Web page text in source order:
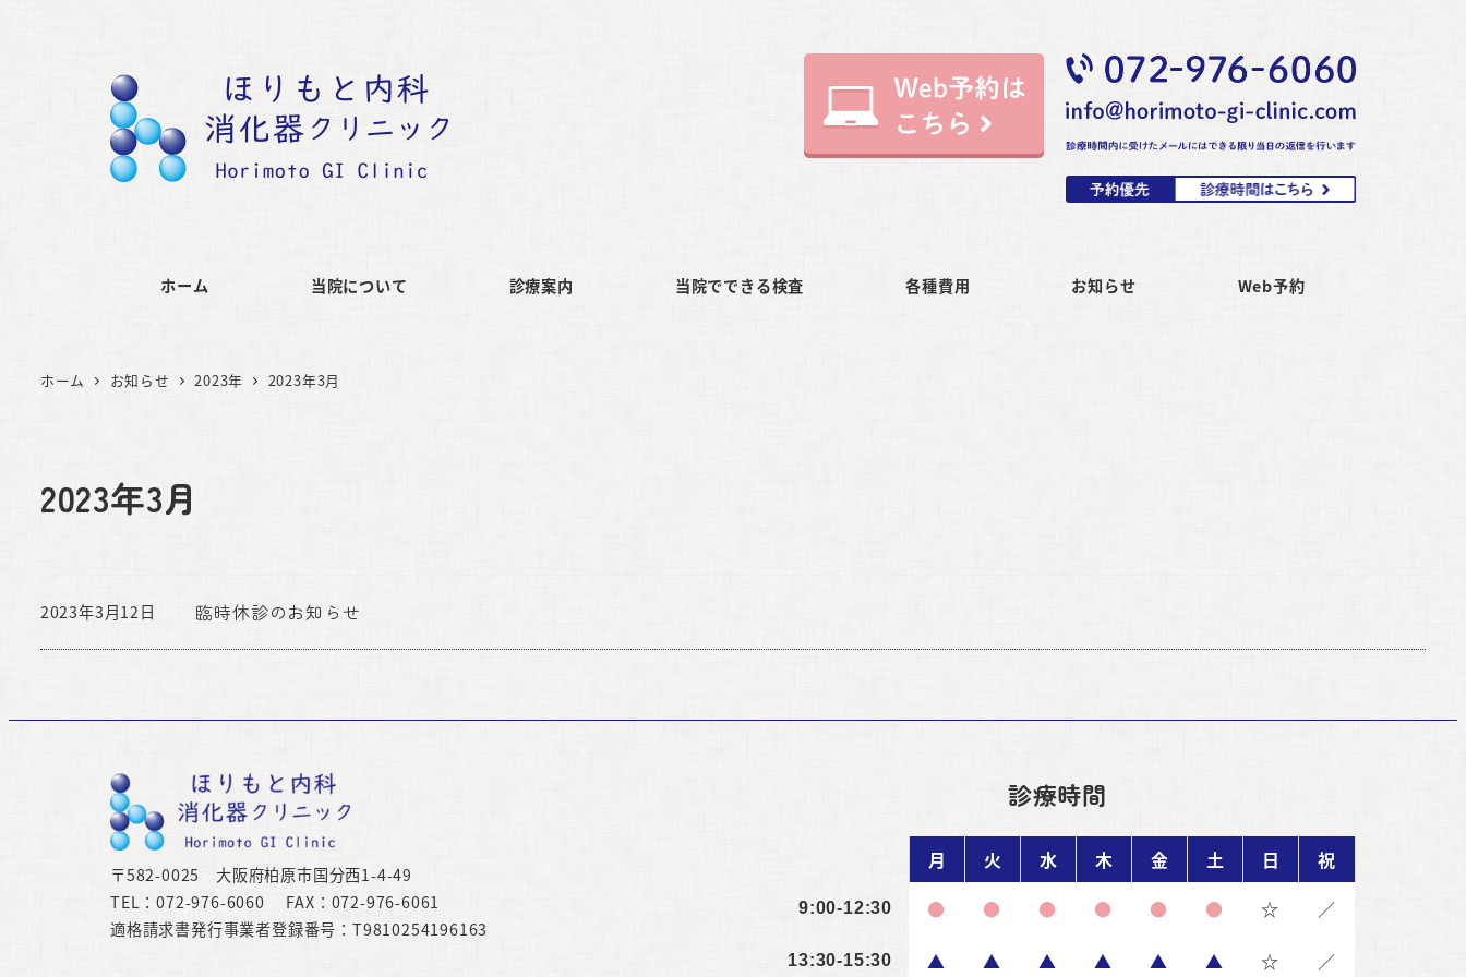
ホーム 当院について 診療案内 当院でできる検査 各種費用 お知らせ Web予約
ホーム お知らせ 2023年 2023年3月
2023年3月
臨時休診のお知らせ
2023年3月12日
〒582-0025 大阪府柏原市国分西1-4-49
TEL：072-976-6060 FAX：072-976-6061
適格請求書発行事業者登録番号：T9810254196163
診療時間
月 火 水 木 金 土 日 祝
9:00-12:30 ● ● ● ● ● ● ☆ ／
13:30-15:30 ▲ ▲ ▲ ▲ ▲ ▲ ☆ ／